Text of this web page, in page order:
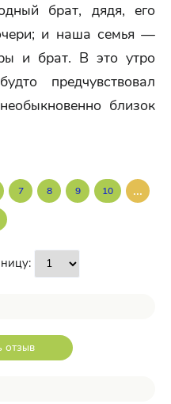
брат, дядя, его
и наша семья —
и брат. В это утро
предчувствовал
близок
7 8 9 10 ...
отзыв